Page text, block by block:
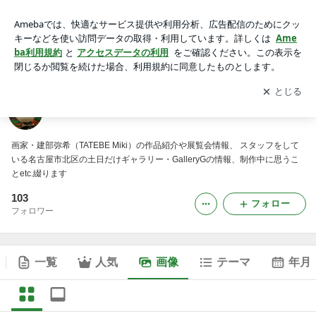
アプリをダウンロードして ブログの更新通知
を受け取りまし
ょう。
開く
画家・建部弥希（TATEBE Miki）の作品紹介や展覧会情報、 スタッフをして
いる名古屋市北区の土日だけギャラリー・GalleryGの情報、制作中に思うこ
とetc.綴ります
103
フォロワー
フォロー
一覧 人気 画像 テーマ 年月